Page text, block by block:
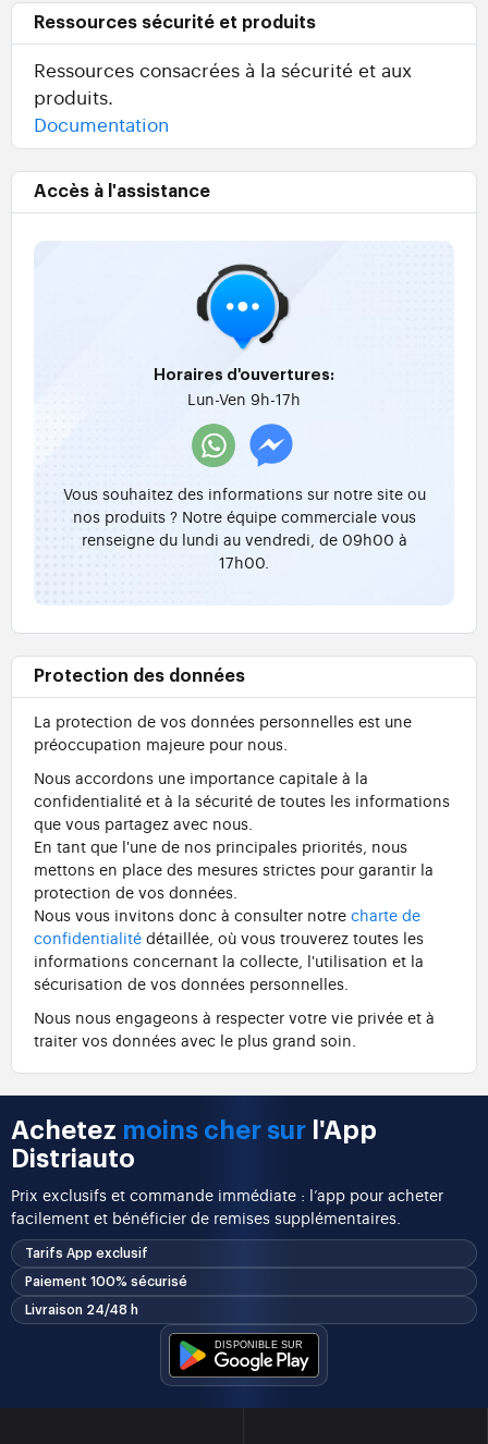
Ressources sécurité et produits
Ressources consacrées à la sécurité et aux
produits.
Documentation
Accès à l'assistance
Horaires d'ouvertures:
Lun-Ven 9h-17h
Vous souhaitez des informations sur notre site ou
nos produits ? Notre équipe commerciale vous
renseigne du lundi au vendredi, de 09h00 à
17h00.
Protection des données
La protection de vos données personnelles est une
préoccupation majeure pour nous.
Nous accordons une importance capitale à la
confidentialité et à la sécurité de toutes les informations
que vous partagez avec nous.
En tant que l'une de nos principales priorités, nous
mettons en place des mesures strictes pour garantir la
protection de vos données.
Nous vous invitons donc à consulter notre charte de
confidentialité détaillée, où vous trouverez toutes les
informations concernant la collecte, l'utilisation et la
sécurisation de vos données personnelles.
Nous nous engageons à respecter votre vie privée et à
traiter vos données avec le plus grand soin.
Achetez moins cher sur l'App
Distriauto
Prix exclusifs et commande immédiate : l’app pour acheter
facilement et bénéficier de remises supplémentaires.
Tarifs App exclusif
Paiement 100% sécurisé
Livraison 24/48 h